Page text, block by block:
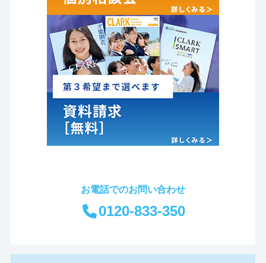
お電話でのお問い合わせ
0120-833-350